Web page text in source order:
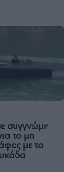
συγγνώμη
το μη
με τα